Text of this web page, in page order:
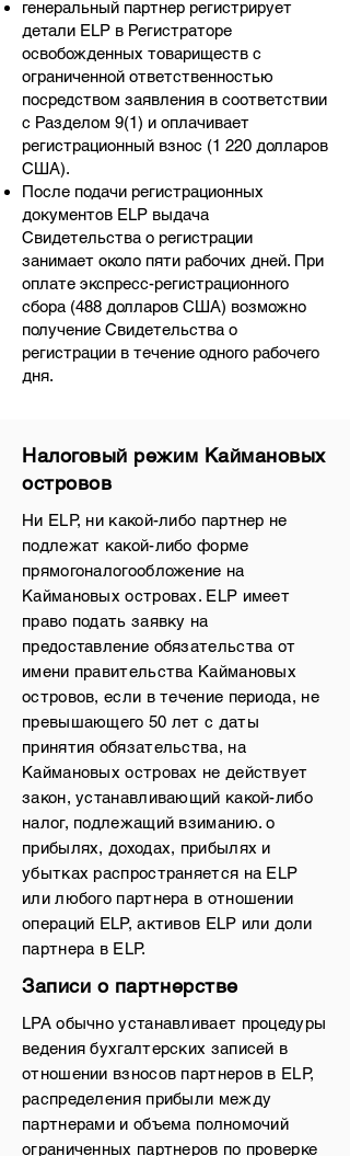
генеральный партнер регистрирует
детали ELP в Регистраторе
освобожденных товариществ с
ограниченной ответственностью
посредством заявления в соответствии
с Разделом 9(1) и оплачивает
регистрационный взнос (1 220 долларов
США).
После подачи регистрационных
документов ELP выдача
Свидетельства о регистрации
занимает около пяти рабочих дней. При
оплате экспресс-регистрационного
сбора (488 долларов США) возможно
получение Свидетельства о
регистрации в течение одного рабочего
дня.
Налоговый режим Каймановых
островов
Ни ELP, ни какой-либо партнер не
подлежат какой-либо форме
прямогоналогообложение на
Каймановых островах. ELP имеет
право подать заявку на
предоставление обязательства от
имени правительства Каймановых
островов, если в течение периода, не
превышающего 50 лет с даты
принятия обязательства, на
Каймановых островах не действует
закон, устанавливающий какой-либо
налог, подлежащий взиманию. о
прибылях, доходах, прибылях и
убытках распространяется на ELP
или любого партнера в отношении
операций ELP, активов ELP или доли
партнера в ELP.
Записи о партнерстве
LPA обычно устанавливает процедуры
ведения бухгалтерских записей в
отношении взносов партнеров в ELP,
распределения прибыли между
партнерами и объема полномочий
ограниченных партнеров по проверке